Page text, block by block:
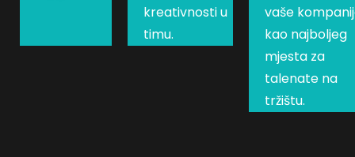
kreativnosti u
timu.
vaše
kao najboljeg
mjesta za
talenate na
tržištu.